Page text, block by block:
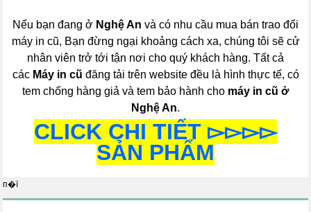
Nếu bạn đang ở Nghệ An và có nhu cầu mua bán trao đổi
máy in cũ, Bạn đừng ngại khoảng cách xa, chúng tôi sẽ cử
nhân viên trở tới tận nơi cho quý khách hàng. Tất cả
các Máy in cũ đăng tải trên website đều là hình thực tế, có
tem chống hàng giả và tem bảo hành cho máy in cũ ở
Nghệ An.
CLICK CHI TIẾT ▻▻▻▻
SẢN PHẨM
п�ї